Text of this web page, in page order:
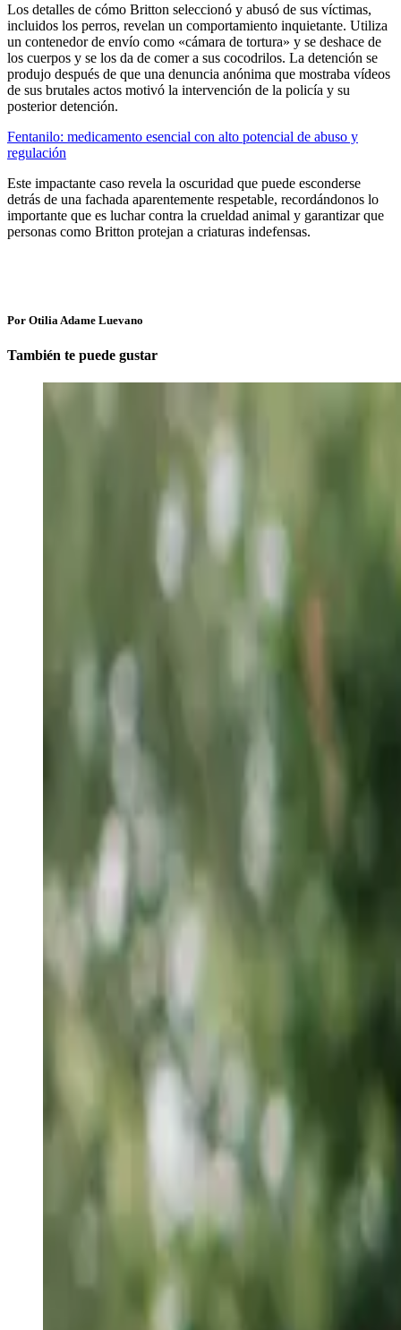
Los detalles de cómo Britton seleccionó y abusó de sus víctimas,
incluidos los perros, revelan un comportamiento inquietante. Utiliza
un contenedor de envío como «cámara de tortura» y se deshace de
los cuerpos y se los da de comer a sus cocodrilos. La detención se
produjo después de que una denuncia anónima que mostraba vídeos
de sus brutales actos motivó la intervención de la policía y su
posterior detención.
Fentanilo: medicamento esencial con alto potencial de abuso y
regulación
Este impactante caso revela la oscuridad que puede esconderse
detrás de una fachada aparentemente respetable, recordándonos lo
importante que es luchar contra la crueldad animal y garantizar que
personas como Britton protejan a criaturas indefensas.
Por Otilia Adame Luevano
También te puede gustar